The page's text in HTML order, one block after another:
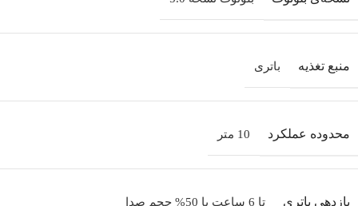
منبع تغذیه باتری
محدوده عملکرد 10 متر
بازدهی باتری تا 6 ساعت با 50% حجم صدا